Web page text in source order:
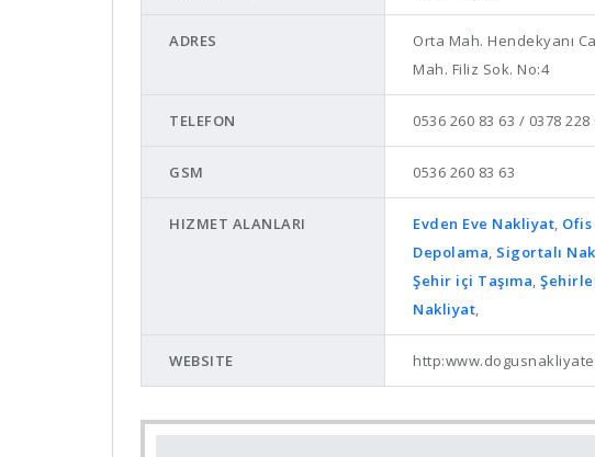
ADRES
Orta Mah. Hendekyanı
Mah. Filiz Sok. No:4
TELEFON 0536 260 83 63 / 0378 228
GSM 0536 260 83 63
HIZMET ALANLARI Evden Eve Nakliyat,
Depolama, Sigortalı
Şehir içi Taşıma,
Nakliyat,
WEBSITE